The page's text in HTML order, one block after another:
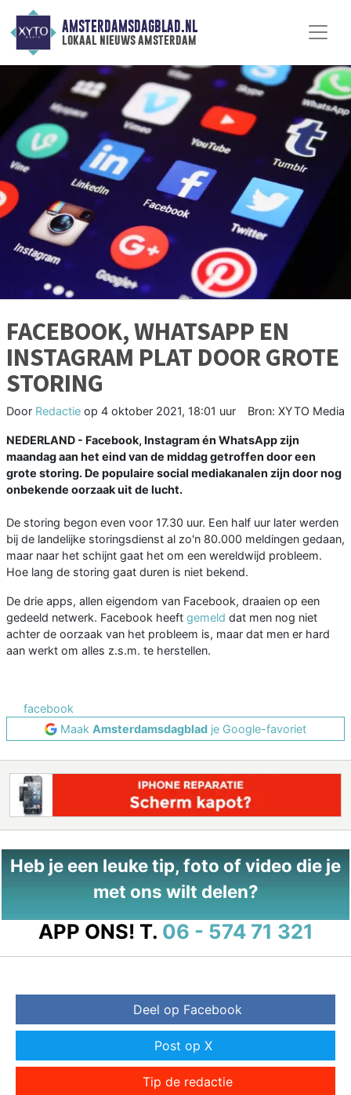
AMSTERDAMSDAGBLAD.NL
lokaal nieuws amsterdam
FACEBOOK, WHATSAPP EN
INSTAGRAM PLAT DOOR GROTE
STORING
Door Redactie op 4 oktober 2021, 18:01 uur Bron: XYTO Media
NEDERLAND - Facebook, Instagram én WhatsApp zijn
maandag aan het eind van de middag getroffen door een
grote storing. De populaire social mediakanalen zijn door nog
onbekende oorzaak uit de lucht.
De storing begon even voor 17.30 uur. Een half uur later werden
bij de landelijke storingsdienst al zo'n 80.000 meldingen gedaan,
maar naar het schijnt gaat het om een wereldwijd probleem.
Hoe lang de storing gaat duren is niet bekend.
De drie apps, allen eigendom van Facebook, draaien op een
gedeeld netwerk. Facebook heeft gemeld dat men nog niet
achter de oorzaak van het probleem is, maar dat men er hard
aan werkt om alles z.s.m. te herstellen.
facebook
Maak Amsterdamsdagblad je Google-favoriet
Heb je een leuke tip, foto of video die je
met ons wilt delen?
APP ONS! T. 06 - 574 71 321
Deel op Facebook
Post op X
Tip de redactie